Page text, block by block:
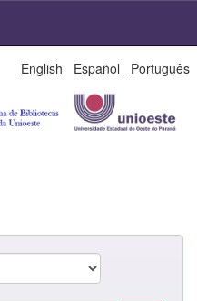
English Español Português